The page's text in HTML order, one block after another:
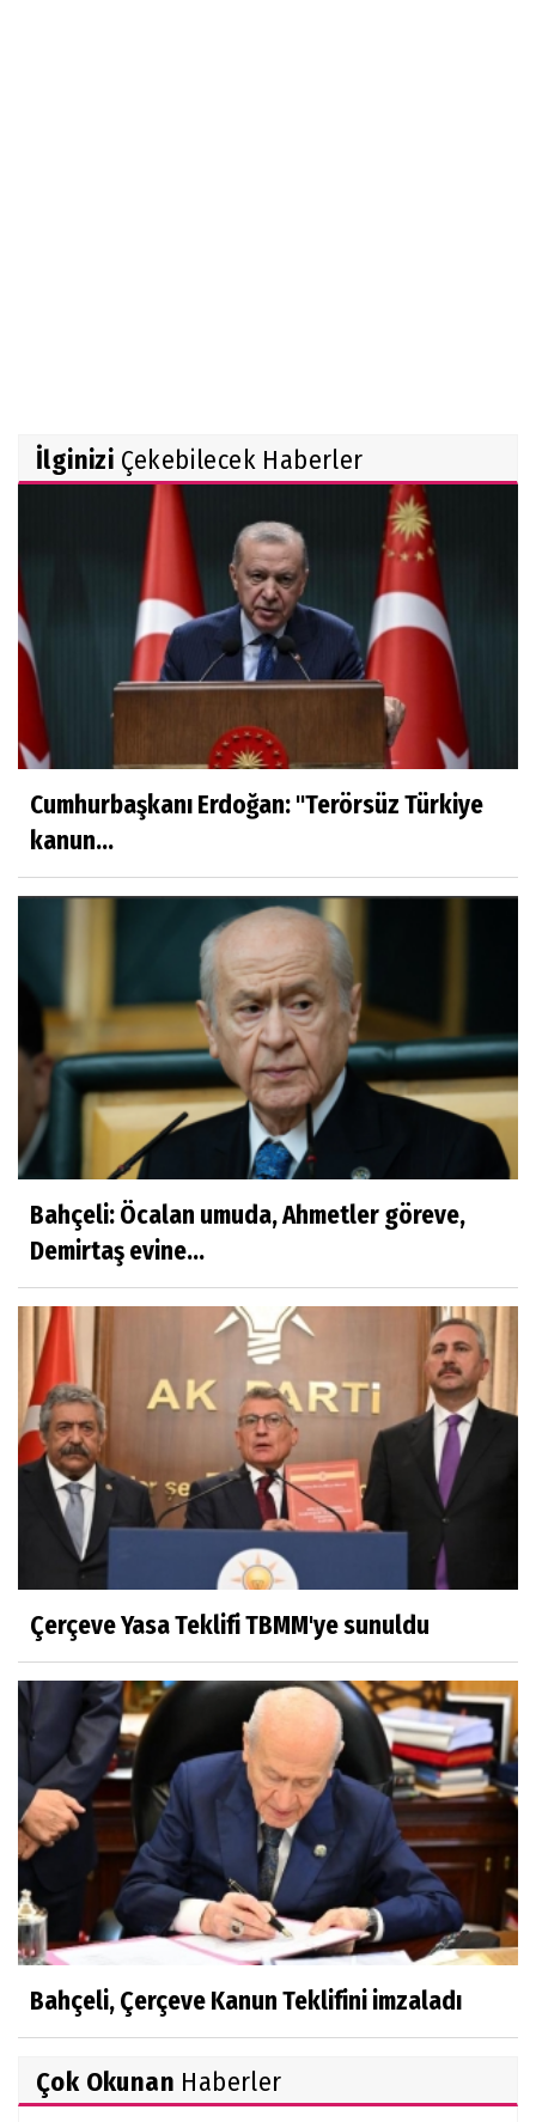
İlginizi Çekebilecek Haberler
Cumhurbaşkanı Erdoğan: ''Terörsüz Türkiye
kanun...
Bahçeli: Öcalan umuda, Ahmetler göreve,
Demirtaş evine...
Çerçeve Yasa Teklifi TBMM'ye sunuldu
Bahçeli, Çerçeve Kanun Teklifini imzaladı
Çok Okunan Haberler